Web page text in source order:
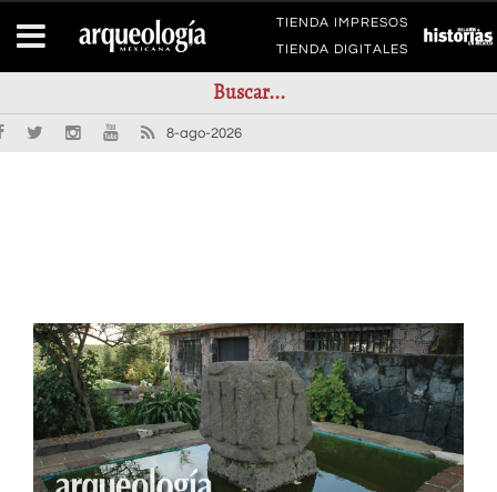
TIENDA IMPRESOS
TIENDA DIGITALES
8-ago-2026